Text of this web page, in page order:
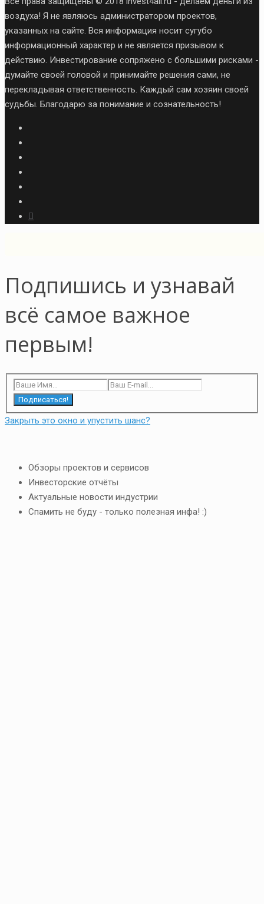
воздуха! Я не являюсь администратором проектов,
указанных на сайте. Вся информация носит сугубо
информационный характер и не является призывом к
действию. Инвестирование сопряжено с большими рисками -
думайте своей головой и принимайте решения сами, не
перекладывая ответственность. Каждый сам хозяин своей
судьбы. Благодарю за понимание и сознательность!
Подпишись и узнавай
всё самое важное
первым!
Подписаться!
Закрыть это окно и упустить шанс?
Обзоры проектов и сервисов
Инвесторские отчёты
Актуальные новости индустрии
Спамить не буду - только полезная инфа! :)